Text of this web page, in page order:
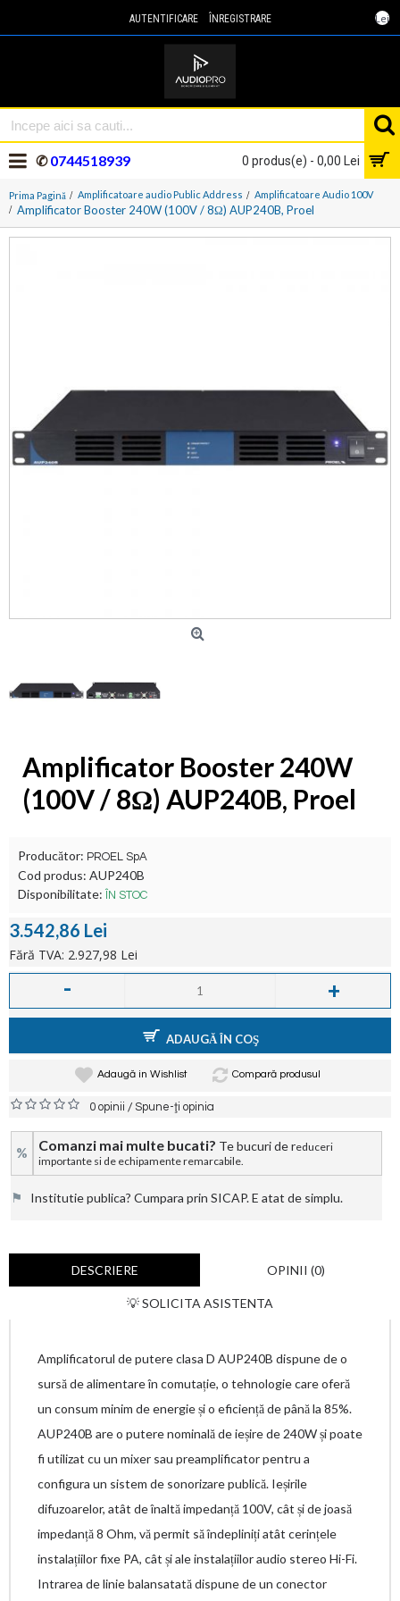
Lei
AUTENTIFICARE ÎNREGISTRARE
0 produs(e) - 0,00 Lei
✆0744518939
Prima Pagină Amplificatoare audio Public Address Amplificatoare Audio 100V
Amplificator Booster 240W (100V / 8Ω) AUP240B, Proel
Amplificator Booster 240W
(100V / 8Ω) AUP240B, Proel
Producător: PROEL SpA
Cod produs: AUP240B
Disponibilitate:
ÎN STOC
3.542,86 Lei
Fără TVA: 2.927,98 Lei
- +
ADAUGĂ ÎN COŞ
Adaugă in Wishlist Compară produsul
0 opinii /Spune-ţi opinia
% Comanzi mai multe bucati? Te bucuri de reduceri
importante si de echipamente remarcabile.
⚑ Institutie publica? Cumpara prin SICAP. E atat de simplu.
DESCRIERE OPINII (0)
💡 SOLICITA ASISTENTA
Amplificatorul de putere clasa D AUP240B dispune de o
sursă de alimentare în comutație, o tehnologie care oferă
un consum minim de energie și o eficiență de până la 85%.
AUP240B are o putere nominală de ieșire de 240W și poate
fi utilizat cu un mixer sau preamplificator pentru a
configura un sistem de sonorizare publică. Ieșirile
difuzoarelor, atât de înaltă impedanță 100V, cât și de joasă
impedanță 8 Ohm, vă permit să îndepliniți atât cerințele
instalațiilor fixe PA, cât și ale instalațiilor audio stereo Hi-Fi.
Intrarea de linie balansatată dispune de un conector